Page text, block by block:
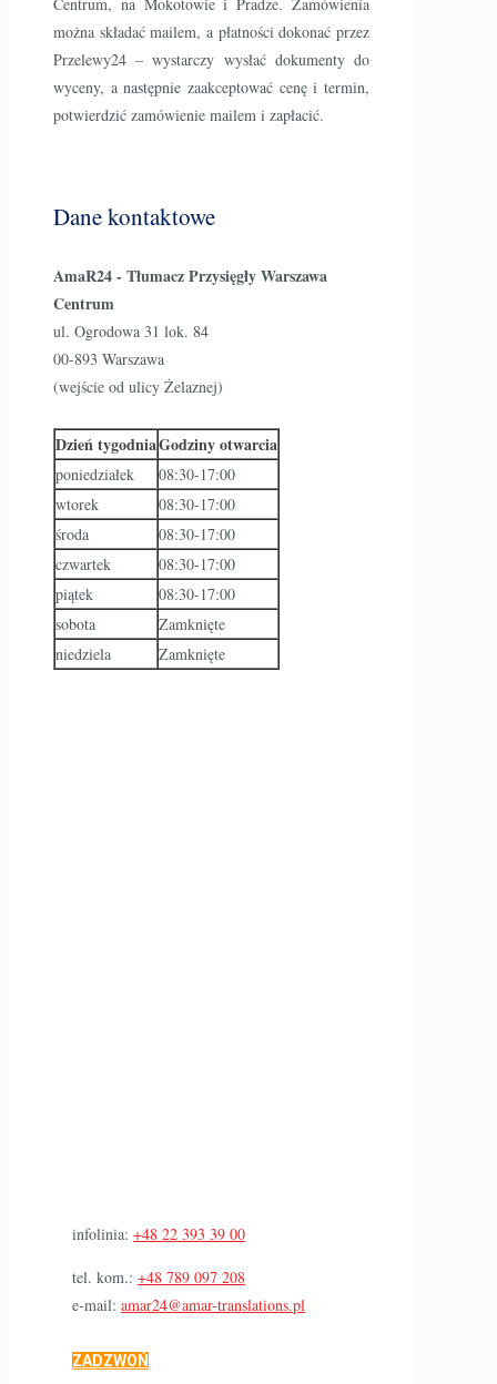
można składać mailem, a płatności dokonać przez
Przelewy24 – wystarczy wysłać dokumenty do
wyceny, a następnie zaakceptować cenę i termin,
potwierdzić zamówienie mailem i zapłacić.
Dane kontaktowe
AmaR24 - Tłumacz Przysięgły Warszawa
Centrum
ul. Ogrodowa 31 lok. 84
00-893 Warszawa
(wejście od ulicy Żelaznej)
Dzień tygodniaGodziny otwarcia
poniedziałek
08:30-17:00
wtorek
08:30-17:00
środa
08:30-17:00
czwartek
08:30-17:00
piątek
08:30-17:00
sobota
Zamknięte
niedziela
Zamknięte
infolinia:+48 22 393 39 00
tel. kom.:+48 789 097 208
e-mail:amar24@amar-translations.pl
ZADZWOŃ